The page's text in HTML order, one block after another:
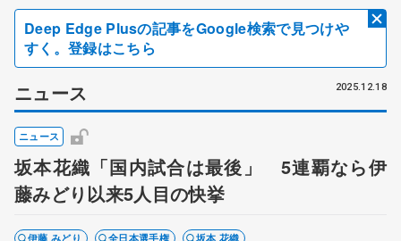
Deep Edge Plusの記事をGoogle検索で見つけや
すく。登録はこちら
ニュース 2025.12.18
ニュース
坂本花織「国内試合は最後」 5連覇なら伊
藤みどり以来5人目の快挙
伊藤 みどり 全日本選手権 坂本 花織